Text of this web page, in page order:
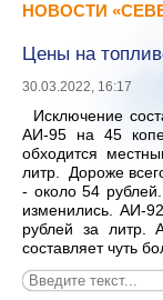
НОВОСТИ
Цены на
30.03.2022, 16:17
Исключение
АИ-95 на 45
обходится
литр. Дороже
- около 54
изменились. АИ-
рублей за литр.
составляет чуть